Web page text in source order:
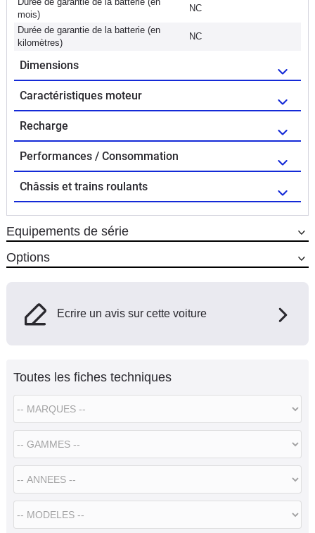
mois)
NC
Durée de garantie de la batterie (en
kilomètres)
NC
Dimensions
Caractéristiques moteur
Recharge
Performances / Consommation
Châssis et trains roulants
Equipements de série
Options
Ecrire un avis sur cette voiture
Toutes les fiches techniques